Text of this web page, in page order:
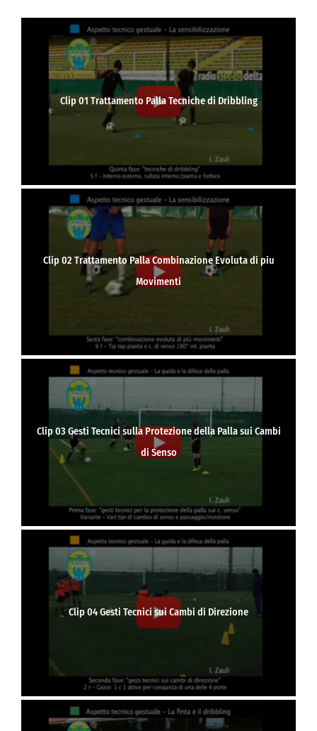
Clip 01 Trattamento Palla Tecniche di Dribbling
Clip 02 Trattamento Palla Combinazione Evoluta di piu
Movimenti
Clip 03 Gesti Tecnici sulla Protezione della Palla sui Cambi
di Senso
Clip 04 Gesti Tecnici sui Cambi di Direzione